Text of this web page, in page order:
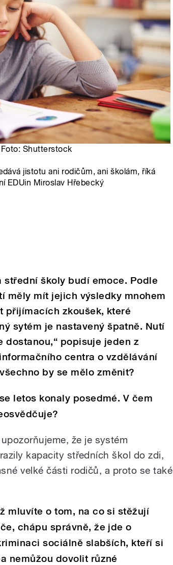
Shutterstock
jistotu ani rodičům, ani školám, říká
EDUin Miroslav Hřebecký
školy budí emoce. Podle
měly mít jejich výsledky mnohem
přijímacích zkoušek, které
sytém je nastavený špatně. Nutí
popisuje jeden z
centra o vzdělávání
by se mělo změnit?
letos konaly posedmé. V čem
že je systém
kapacity středních škol do zdi,
velké části rodičů, a proto se také
mluvíte o tom, na co si stěžují
chápu správně, že jde o
sociálně slabších, kteří si
nemůžou dovolit různé